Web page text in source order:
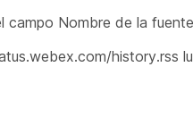
campo Nombre de la
history.rss